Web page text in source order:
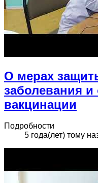
О мерах
заболевания
вакцинации
Подробности
5 года(лет) тому